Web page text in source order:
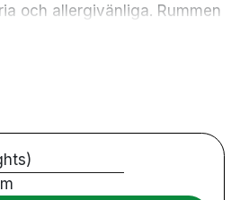
och allergivänliga. Rummen
värdeskåp och
har alltid varit känt för
a la carté-menyn hittar du
till spännande nya rätter
som Biff Gyldenløve och